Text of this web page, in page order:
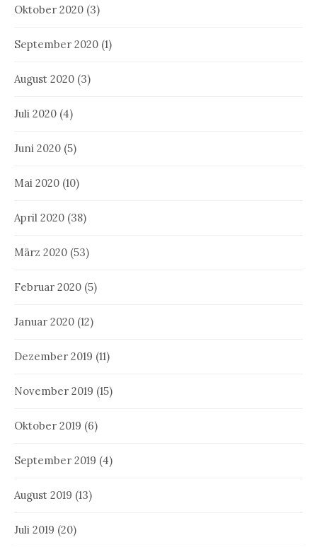
Oktober 2020 (3)
September 2020 (1)
August 2020 (3)
Juli 2020 (4)
Juni 2020 (5)
Mai 2020 (10)
April 2020 (38)
März 2020 (53)
Februar 2020 (5)
Januar 2020 (12)
Dezember 2019 (11)
November 2019 (15)
Oktober 2019 (6)
September 2019 (4)
August 2019 (13)
Juli 2019 (20)